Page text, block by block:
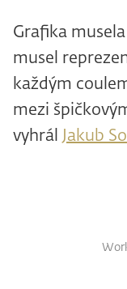
Grafika
musel
každým
mezi
vyhrál Jakub